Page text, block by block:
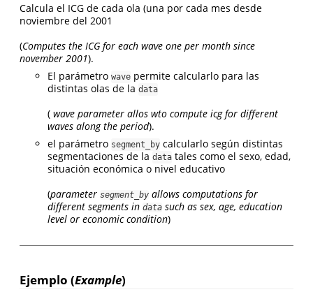
Calcula el ICG de cada ola (una por cada mes desde
noviembre del 2001
(Computes the ICG for each wave one per month since
november 2001).
El parámetro wave permite calcularlo para las
distintas olas de la data
( wave parameter allos wto compute icg for different
waves along the period).
el parámetro segment_by calcularlo según distintas
segmentaciones de la data tales como el sexo, edad,
situación económica o nivel educativo
(parameter segment_by allows computations for
different segments in data such as sex, age, education
level or economic condition)
Ejemplo (Example)